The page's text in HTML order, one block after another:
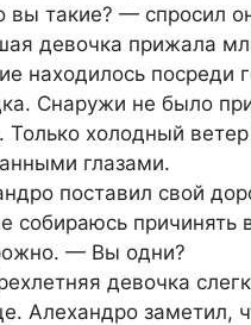
такие? — спросил
девочка прижала
находилось посреди
Снаружи не было
холодный
глазами.
поставил свой
собираюсь причинять
— Вы одни?
девочка
Алехандро заметил,